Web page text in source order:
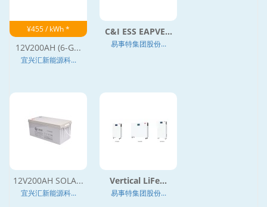
¥455 / kWh *
12V200AH (6-G...
宜兴汇新能源科...
C&I ESS EAPVE...
易事特集团股份...
12V200AH SOLA...
宜兴汇新能源科...
Vertical LiFe...
易事特集团股份...